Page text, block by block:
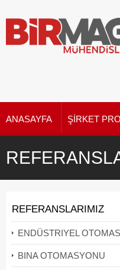
ANASAYFA ŞIRKET
REFERANSLARIMIZ
ENDÜSTRIYEL
BINA OTOMASYONU